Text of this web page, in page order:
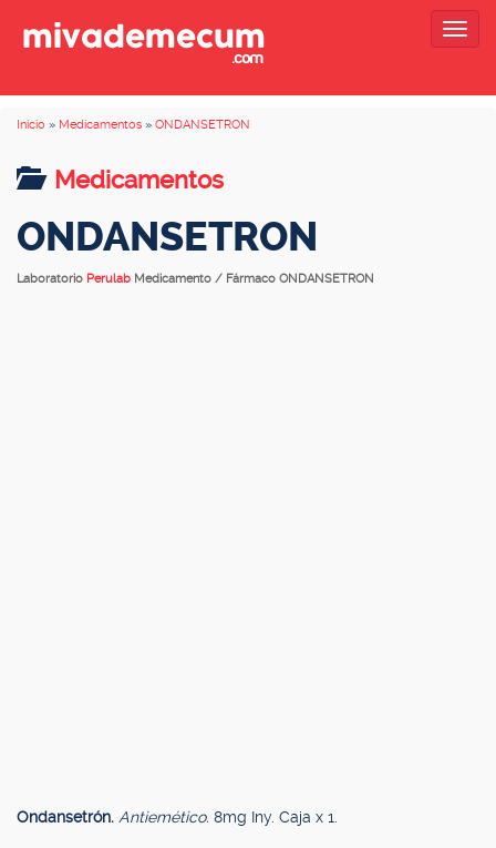
Inicio » Medicamentos » ONDANSETRON
Medicamentos
ONDANSETRON
Laboratorio Perulab Medicamento / Fármaco ONDANSETRON
Ondansetrón. Antiemético. 8mg Iny. Caja x 1.